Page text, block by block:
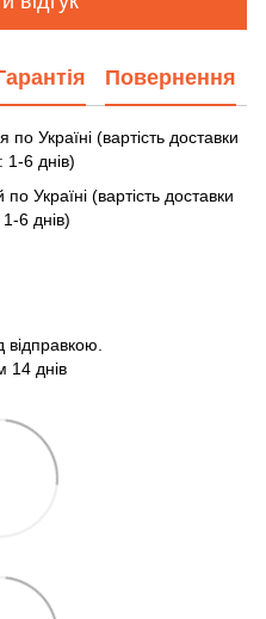
Повернення
Україні (вартість доставки
1-6 днів)
Україні (вартість доставки
6 днів)
14 днів